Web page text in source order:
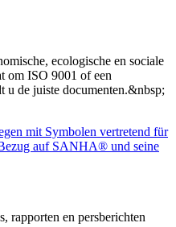
ecologische en sociale
om ISO 9001 of een
de juiste documenten.&nbsp;
rapporten en persberichten